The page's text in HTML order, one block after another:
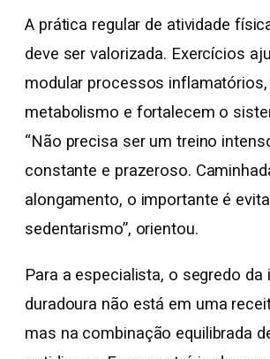
A prática regular de atividade
deve ser valorizada. Exercícios
modular processos
metabolismo e fortalecem o
“Não precisa ser um treino
constante e prazeroso.
alongamento, o importante é
sedentarismo”, orientou.
Para a especialista, o segredo da
duradoura não está em uma
mas na combinação equilibrada